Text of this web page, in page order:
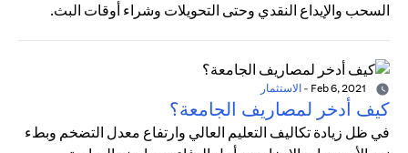
السحب والإيداع النقدي وحتى التحويلات وشراء أوقات البث.
- الاستثمار
كيف أدخر لمصاريف الجامعة؟
في ظل زيادة تكاليف التعليم العالي وارتفاع معدل التضخم وبطء